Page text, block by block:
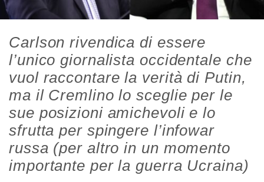
Carlson rivendica di essere
l’unico giornalista occidentale che
vuol raccontare la verità di Putin,
ma il Cremlino lo sceglie per le
sue posizioni amichevoli e lo
sfrutta per spingere l’infowar
russa (per altro in un momento
importante per la guerra Ucraina)